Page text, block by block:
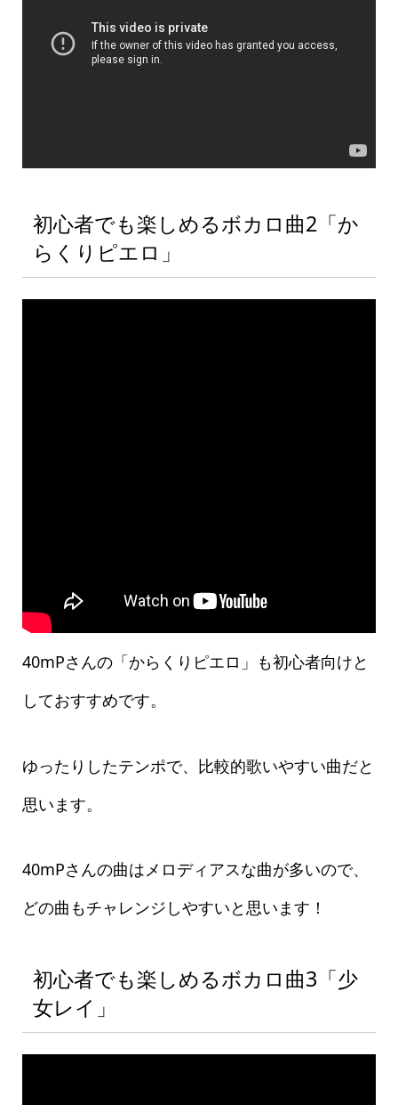
初心者でも楽しめるボカロ曲2「か
らくりピエロ」
40mPさんの「からくりピエロ」も初心者向けと
しておすすめです。
ゆったりしたテンポで、比較的歌いやすい曲だと
思います。
40mPさんの曲はメロディアスな曲が多いので、
どの曲もチャレンジしやすいと思います！
初心者でも楽しめるボカロ曲3「少
女レイ」